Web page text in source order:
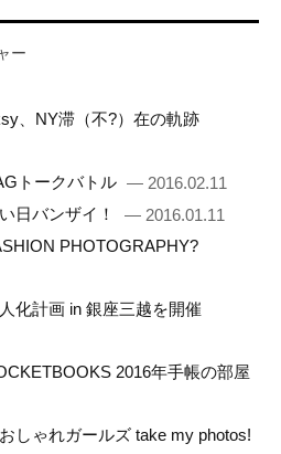
ー
、NY滞（不?）在の軌跡
トークバトル — 2016.02.11
日バンザイ！
— 2016.01.11
PHOTOGRAPHY?
化計画 in 銀座三越を開催
2016年手帳の部屋
しゃれガールズ take my photos!